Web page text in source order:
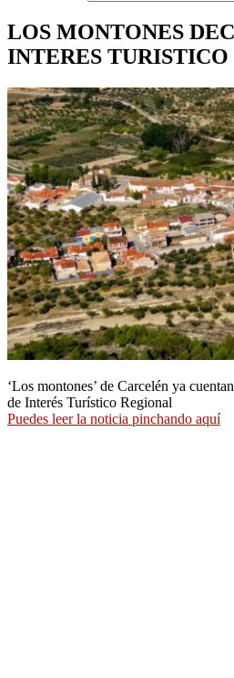
LOS MONTONES
INTERES TURISTICO
‘Los montones’ de Carcelén ya
de Interés Turístico Regional
Puedes leer la noticia pinchando aquí